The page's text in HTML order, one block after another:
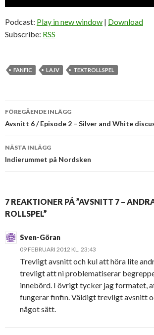
Podcast: Play in new window | Download
Subscribe: RSS
FANFIC LAJV TEXTROLLSPEL
Inläggsnavigering
FÖREGÅENDE INLÄGG
Avsnitt 6 / Episode 2 – Silver and White
NÄSTA INLÄGG
Indierummet på Nordsken
7 REAKTIONER PÅ ”AVSNITT 7 –
ROLLSPEL”
Sven-Göran
09 FEBRUARI 2012 KL. 23:43
Trevligt avsnitt och kul att höra lite
trevligt att ni problematiserar
innebörd. I övrigt tycker jag formatet,
fungerar finfin. Väldigt trevligt avsnitt
något sätt.